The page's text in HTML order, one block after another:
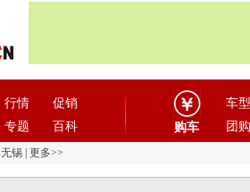
行情
促销
专题 百科 购车
车型
团购
无锡 更多>>